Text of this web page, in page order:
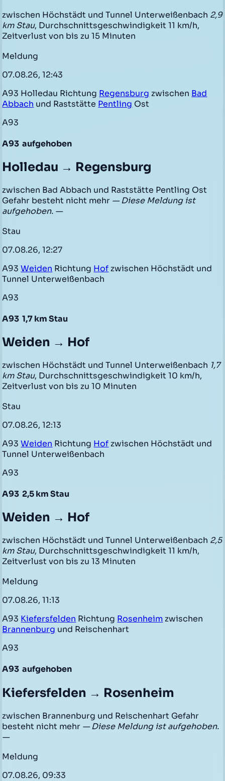
zwischen Höchstädt und Tunnel Unterweißenbach 2,9
km Stau, Durchschnittsgeschwindigkeit 11 km/h,
Zeitverlust von bis zu 15 Minuten
Meldung
07.08.26, 12:43
A93 Holledau Richtung Regensburg zwischen Bad
Abbach und Raststätte Pentling Ost
A93
A93 aufgehoben
Holledau → Regensburg
zwischen Bad Abbach und Raststätte Pentling Ost
Gefahr besteht nicht mehr — Diese Meldung ist
aufgehoben. —
Stau
07.08.26, 12:27
A93Weiden Richtung Hof zwischen Höchstädt und
Tunnel Unterweißenbach
A93
A93 1,7 km Stau
Weiden → Hof
zwischen Höchstädt und Tunnel Unterweißenbach 1,7
km Stau, Durchschnittsgeschwindigkeit 10 km/h,
Zeitverlust von bis zu 10 Minuten
Stau
07.08.26, 12:13
A93Weiden Richtung Hof zwischen Höchstädt und
Tunnel Unterweißenbach
A93
A93 2,5 km Stau
Weiden → Hof
zwischen Höchstädt und Tunnel Unterweißenbach 2,5
km Stau, Durchschnittsgeschwindigkeit 11 km/h,
Zeitverlust von bis zu 13 Minuten
Meldung
07.08.26, 11:13
A93 Kiefersfelden Richtung Rosenheim zwischen
Brannenburg und Reischenhart
A93
A93 aufgehoben
Kiefersfelden → Rosenheim
zwischen Brannenburg und Reischenhart Gefahr
besteht nicht mehr — Diese Meldung ist aufgehoben.
—
Meldung
07.08.26, 09:33